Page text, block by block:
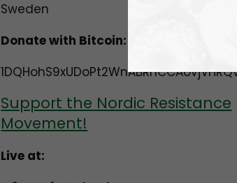
Sweden
Donate with Bitcoin:
Support the Nordic Resistance
Movement!
Live at: